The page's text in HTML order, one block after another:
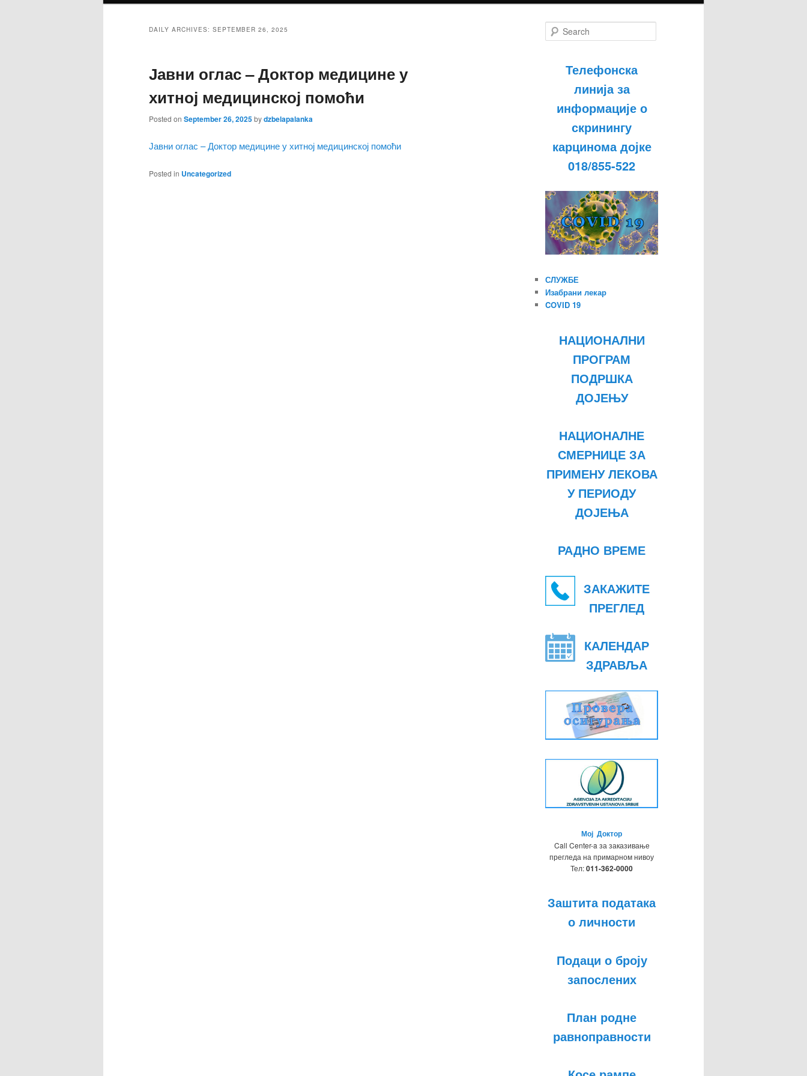
DAILY ARCHIVES: SEPTEMBER 26, 2025
Јавни оглас – Доктор медицине у
хитној медицинској помоћи
Posted on September 26, 2025bydzbelapalanka
Јавни оглас – Доктор медицине у хитној медицинској помоћи
Posted in Uncategorized
e
Телефонска
линија за
информације о
скринингу
карцинома дојке
018/855-522
СЛУЖБЕ
Изабрани лекар
COVID 19
НАЦИОНАЛНИ
ПРОГРАМ
ПОДРШКА
ДОЈЕЊУ
НАЦИОНАЛНЕ
СМЕРНИЦЕ ЗА
ПРИМЕНУ ЛЕКОВА
У ПЕРИОДУ
ДОЈЕЊА
РАДНО ВРЕМЕ
ЗАКАЖИТЕ
ПРЕГЛЕД
КАЛЕНДАР
ЗДРАВЉА
Мој Доктор
Call Center-a за заказивање
прегледа на примарном нивоу
Тел:011-362-0000
Заштита података
о личности
Подаци о броју
запослених
План родне
равноправности